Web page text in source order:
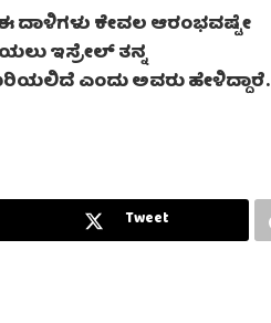
ದಾಳಿಗಳು ಕೇವಲ ಆರಂಭವಷ್ಟೇ
ಇಸ್ರೇಲ್ ತನ್ನ
ಎಂದು ಅವರು ಹೇಳಿದ್ದಾರೆ.
Tweet